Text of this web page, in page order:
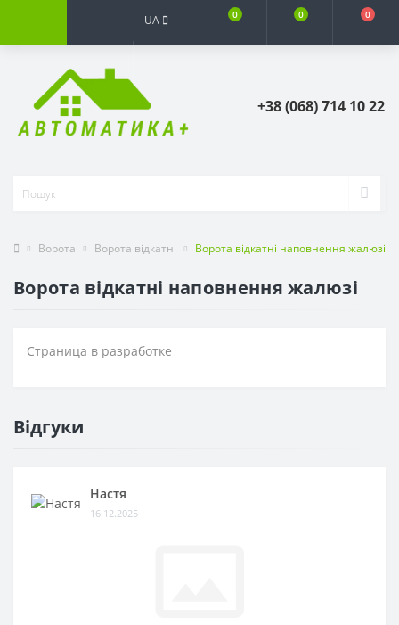
UA 0 0 0
+38 (068) 714 10 22
Ворота Ворота відкатні Ворота відкатні наповнення жалюзі
Ворота відкатні наповнення жалюзі
Страница в разработке
Відгуки
Настя
16.12.2025